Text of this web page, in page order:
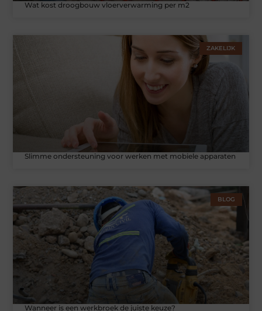
Wat kost droogbouw vloerverwarming per m2
ZAKELIJK
Slimme ondersteuning voor werken met mobiele apparaten
BLOG
Wanneer is een werkbroek de juiste keuze?